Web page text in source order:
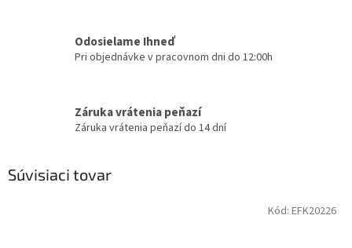
Odosielame Ihneď
Pri objednávke v pracovnom dni do 12:00h
Záruka vrátenia peňazí
Záruka vrátenia peňazí do 14 dní
Súvisiaci tovar
Kód: EFK20226